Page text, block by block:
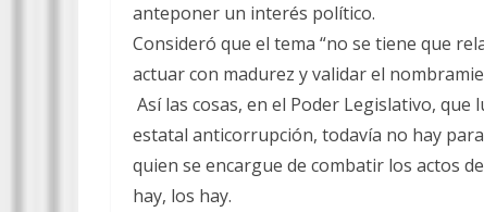
anteponer un interés político.
Consideró que el tema “no se tiene que
actuar con madurez y validar el
Así las cosas, en el Poder Legislativo,
estatal anticorrupción, todavía no hay
quien se encargue de combatir los actos
hay, los hay.